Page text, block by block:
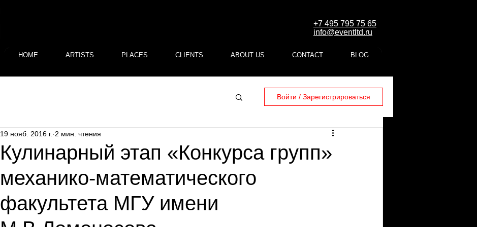
Войти / Зарегистрироваться
Кулинарный этап «Конкурса групп»
механико-математического
факультета МГУ имени
19 нояб. 2016 г. 2 мин. чтения
+7 495 795 75 65
info@eventltd.ru
HOME ARTISTS PLACES CLIENTS ABOUT US CONTACT BLOG